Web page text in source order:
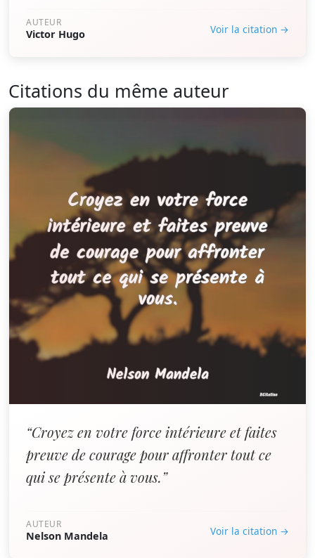
AUTEUR
Victor Hugo Voir la citation →
Citations du même auteur
“Croyez en votre force intérieure et faites
preuve de courage pour affronter tout ce
qui se présente à vous.”
AUTEUR
Nelson Mandela Voir la citation →